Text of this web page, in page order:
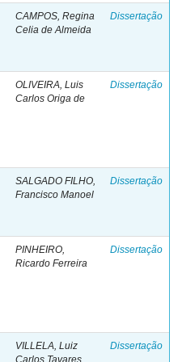
CAMPOS, Regina
Celia de Almeida
Dissertação
OLIVEIRA, Luis
Carlos Origa de
Dissertação
SALGADO FILHO,
Francisco Manoel
Dissertação
PINHEIRO,
Ricardo Ferreira
Dissertação
VILLELA, Luiz
Carlos Tavares
Dissertação